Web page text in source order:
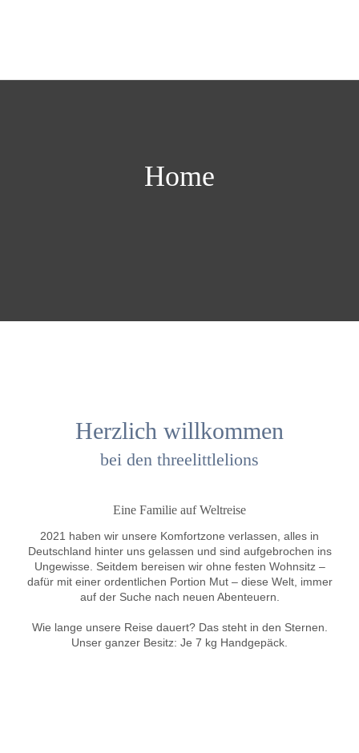
Store
Home
Herzlich willkommen
bei den threelittlelions
Eine Familie auf Weltreise
2021 haben wir unsere Komfortzone verlassen, alles in
Deutschland hinter uns gelassen und sind aufgebrochen ins
Ungewisse. Seitdem bereisen wir ohne festen Wohnsitz –
dafür mit einer ordentlichen Portion Mut – diese Welt, immer
auf der Suche nach neuen Abenteuern.
Wie lange unsere Reise dauert? Das steht in den Sternen.
Unser ganzer Besitz: Je 7 kg Handgepäck.